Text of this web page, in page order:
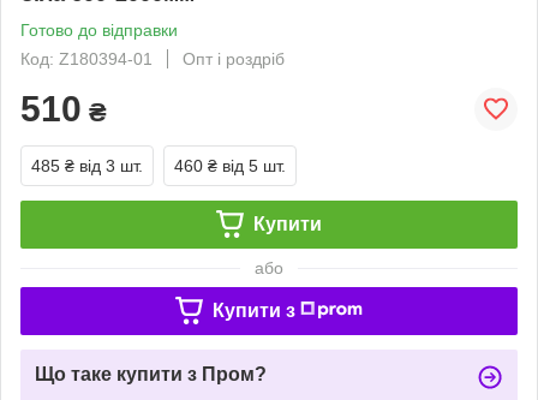
Готово до відправки
Код: Z180394-01
Опт і роздріб
510 ₴
485 ₴ від 3 шт. 460 ₴ від 5 шт.
Купити
або
Купити з
Що таке купити з Пром?